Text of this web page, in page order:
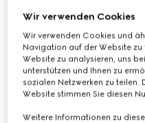
Wir verwenden Cookies
Wir verwenden Cookies und
Navigation auf der Website zu
Website zu analysieren, uns
unterstützen und Ihnen zu
sozialen Netzwerken zu teilen.
Website stimmen Sie diesen
Weitere Informationen zu